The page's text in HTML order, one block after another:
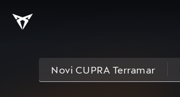
Novi CUPRA Terramar